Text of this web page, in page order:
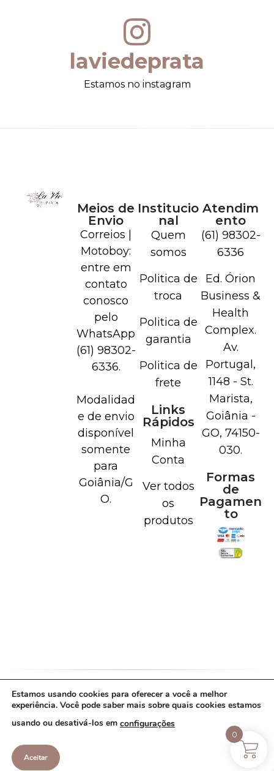
laviedeprata
Estamos no instagram
Meios de
Envio
Correios |
Motoboy:
entre em
contato
conosco
pelo
WhatsApp
(61) 98302-
6336.
Modalidad
e de envio
disponível
somente
para
Goiânia/G
O.
Institucio
nal
Quem
somos
Politica de
troca
Politica de
garantia
Politica de
frete
Links
Rápidos
Minha
Conta
Ver todos
os
produtos
Atendim
ento
(61) 98302-
6336
Ed. Órion
Business &
Health
Complex.
Av.
Portugal,
1148 - St.
Marista,
Goiânia -
GO, 74150-
030.
Formas
de
Pagamen
to
Política de CookiesPolítica de Privacidade
Termos de Uso
Copyright Lavie de prata - 43.887.208/0001-
87 - 2022. Todos os direitos reservados.
Estamos usando cookies para oferecer a você a melhor
experiência. Você pode saber mais sobre quais cookies estamos
usando ou desativá-los em configurações
Aceitar
0